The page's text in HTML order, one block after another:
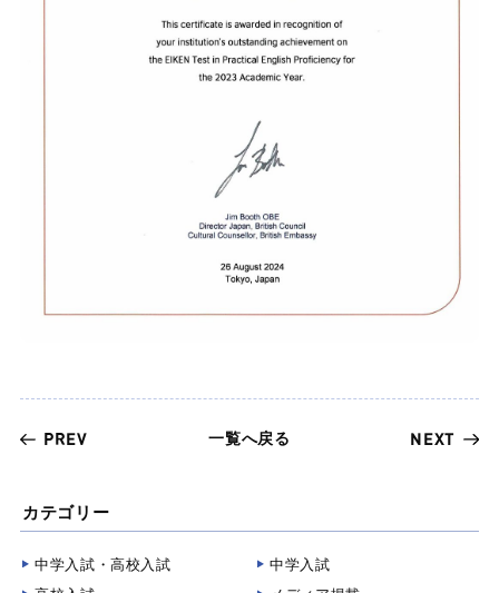
PREV 一覧へ戻る NEXT
カテゴリー
中学入試・高校入試
中学入試